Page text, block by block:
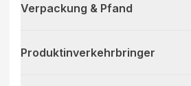
Verpackung & Pfand
Produktinverkehrbringer